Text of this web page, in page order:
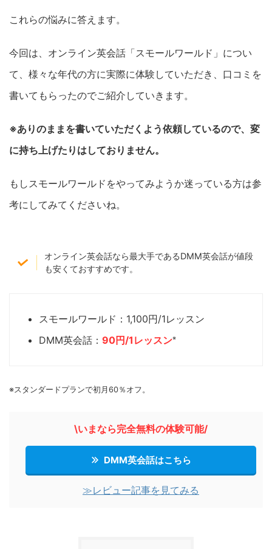
これらの悩みに答えます。
今回は、オンライン英会話「スモールワールド」につい
て、様々な年代の方に実際に体験していただき、口コミを
書いてもらったのでご紹介していきます。
※ありのままを書いていただくよう依頼しているので、変
に持ち上げたりはしておりません。
もしスモールワールドをやってみようか迷っている方は参
考にしてみてくださいね。
オンライン英会話なら最大手であるDMM英会話が値段
も安くておすすめです。
スモールワールド：1,100円/1レッスン
DMM英会話： 90円/1 レッスン※
※スタンダードプランで初月60％オフ。
\いまなら完全無料の体験可能/
DMM英会話はこちら
≫レビュー記事を見てみる